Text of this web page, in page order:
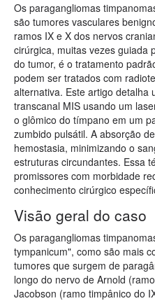
Os paragangliomas
são tumores vasculares
ramos IX e X dos nervos
cirúrgica, muitas vezes guiada
do tumor, é o tratamento
podem ser tratados com
alternativa. Este artigo detalha
transcanal MIS usando um
o glômico do tímpano em um
zumbido pulsátil. A absorção
hemostasia, minimizando o
estruturas circundantes. Essa
promissores com morbidade
conhecimento cirúrgico
Visão geral do caso
Os paragangliomas
tympanicum", como são mais
tumores que surgem de
longo do nervo de Arnold
Jacobson (ramo timpânico do